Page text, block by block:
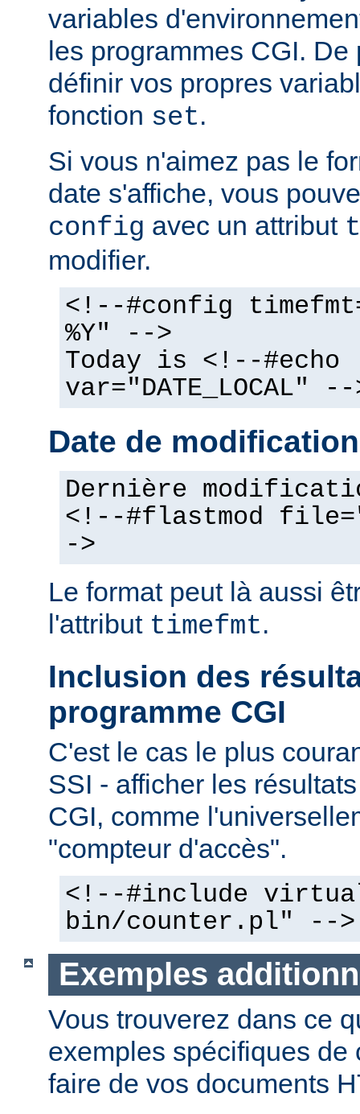
variables
les programmes CGI.
définir vos propres
fonction set.
Si vous n'aimez pas le
date s'affiche, vous
config avec un attribut
modifier.
<!--#config
%Y" -->
Today is <!--#echo
var="DATE_LOCAL" --
Date de
Dernière
<!--#flastmod
->
Le format peut là aussi
l'attribut timefmt.
Inclusion des
programme CGI
C'est le cas le plus
SSI - afficher les
CGI, comme
"compteur d'accès".
<!--#include
bin/counter.pl" -->
Exemples
Vous trouverez dans ce
exemples spécifiques de
faire de vos documents